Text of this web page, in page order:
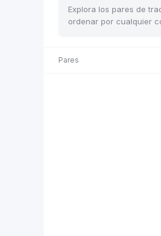
Explora los pares de
ordenar por cualquier
Pares